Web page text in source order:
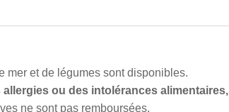
mer et de légumes sont disponibles.
allergies ou des intolérances alimentaires,
ne sont pas remboursées.